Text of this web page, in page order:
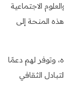
الاجتماعية
المنحة إلى
وتوفر لهم دعمًا
الثقافي